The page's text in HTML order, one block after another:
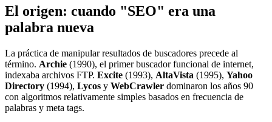
El origen: cuando "SEO" era una
palabra nueva
La práctica de manipular resultados de buscadores precede al
término. Archie (1990), el primer buscador funcional de internet,
indexaba archivos FTP. Excite (1993), AltaVista (1995), Yahoo
Directory (1994), Lycos y WebCrawler dominaron los años 90
con algoritmos relativamente simples basados en frecuencia de
palabras y meta tags.